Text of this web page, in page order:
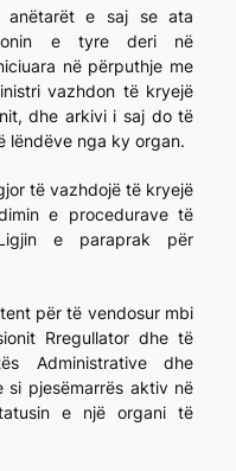
anëtarët e saj se ata
e tyre deri në
në përputhje me
vazhdon të kryejë
dhe arkivi i saj do të
lëndëve nga ky organ.
të vazhdojë të kryejë
e procedurave të
e paraprak për
për të vendosur mbi
Rregullator dhe të
Administrative dhe
si pjesëmarrës aktiv në
e një organi të